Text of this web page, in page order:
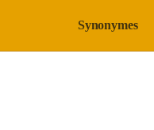
Synonymes